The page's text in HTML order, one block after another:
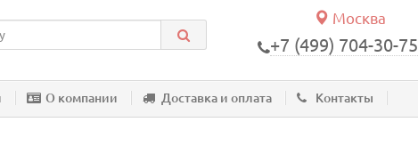
Москва
+7 (499) 704-30-75
О компании Доставка и оплата Контакты